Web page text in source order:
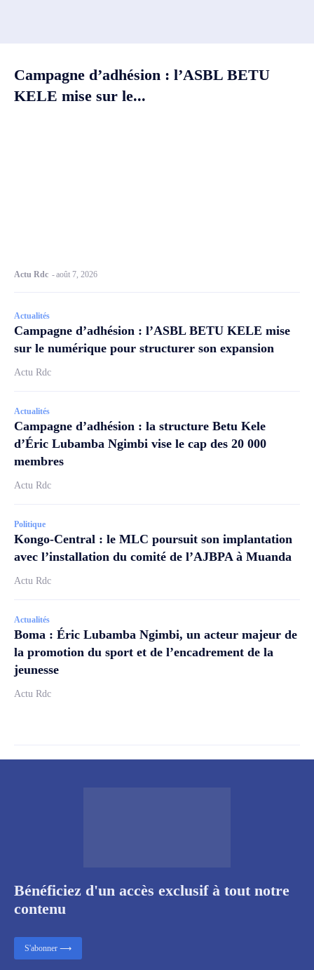
Campagne d’adhésion : l’ASBL BETU
KELE mise sur le...
Actu Rdc -août 7, 2026
Actualités
Campagne d’adhésion : l’ASBL BETU KELE mise
sur le numérique pour structurer son expansion
Actu Rdc
Actualités
Campagne d’adhésion : la structure Betu Kele
d’Éric Lubamba Ngimbi vise le cap des 20 000
membres
Actu Rdc
Politique
Kongo-Central : le MLC poursuit son implantation
avec l’installation du comité de l’AJBPA à Muanda
Actu Rdc
Actualités
Boma : Éric Lubamba Ngimbi, un acteur majeur de
la promotion du sport et de l’encadrement de la
jeunesse
Actu Rdc
Bénéficiez d'un accès exclusif à tout notre
contenu
S'abonner ⟶